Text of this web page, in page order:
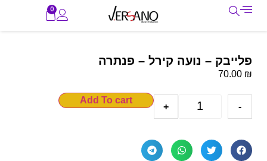
0
פלייבק – נועה קירל – פנתרה
70.00 ₪
-
+
Add To cart